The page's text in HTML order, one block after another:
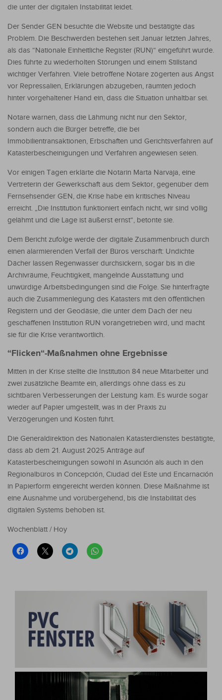
die unter der digitalen Instabilität leidet.
Der Sender GEN besuchte die Website und bestätigte das
Problem. Die Beschwerden bestehen seit Januar letzten Jahres,
als das “Nationale Einheitliche Register (RUN)“ eingeführt wurde.
Dies führte zu wiederholten Störungen und einem Stillstand
wichtiger Verfahren. Viele betroffene Notare zögerten aus Angst
vor Repressalien, Erklärungen abzugeben, räumten jedoch
hinter vorgehaltener Hand ein, dass die Situation unhaltbar sei.
Notare warnen, dass die Lähmung nicht nur den Sektor,
sondern auch die Bürger betreffe, die bei
Immobilientransaktionen, Erbschaften und Gerichtsverfahren auf
Katasterbescheinigungen und Verfahren angewiesen seien.
Vor einigen Tagen erklärte die Notarin Marta Narvaja, eine
Vertreterin der Gewerkschaft aus dem Sektor, gegenüber dem
Fernsehsender GEN, die Krise habe ein kritisches Niveau
erreicht. „Die Institution funktioniert einfach nicht, wir sind völlig
gelähmt und die Lage ist äußerst ernst“, betonte sie.
Dem Bericht zufolge werde der digitale Zusammenbruch durch
einen alarmierenden Verfall der Büros verschärft: Undichte
Dächer lassen Regenwasser durchsickern, sogar bis in die
Archivräume, Feuchtigkeit, mangelnde Ausstattung und
unwürdige Arbeitsbedingungen sind die Folge. Sie hinterfragte
auch die Zusammenlegung des Katasters mit den öffentlichen
Registern und der Geodäsie, die unter dem Dach der neu
geschaffenen Institution RUN vorangetrieben wird, und macht
sie für die Krise verantwortlich.
“Flicken“-Maßnahmen ohne Ergebnisse
Mitten in der Krise stellte die Institution 84 neue Mitarbeiter und
zwei zusätzliche Beamte ein, allerdings ohne dass es zu
sichtbaren Verbesserungen der Leistung kam. Es wurde sogar
wieder auf Papier umgestellt, was in der Praxis zu
Verzögerungen und Kosten führt.
Die Generaldirektion des Nationalen Katasterdienstes bestätigte,
dass ab dem 21. August 2025 Anträge auf
Katasterbescheinigungen sowohl in Asunción als auch in den
Regionalbüros in Concepción, Ciudad del Este und Encarnación
in Papierform eingereicht werden können. Diese Maßnahme ist
eine Ausnahme und vorübergehend, bis die Instabilität des
digitalen Systems behoben ist.
Wochenblatt / Hoy